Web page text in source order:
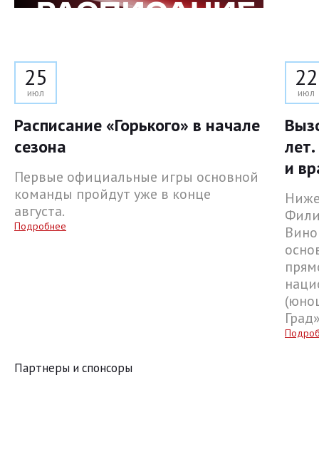
25
июл
Расписание «Горького» в начале
сезона
Первые официальные игры основной
команды пройдут уже в конце
августа.
Подробнее
22
июл
и
Партнеры и спонсоры